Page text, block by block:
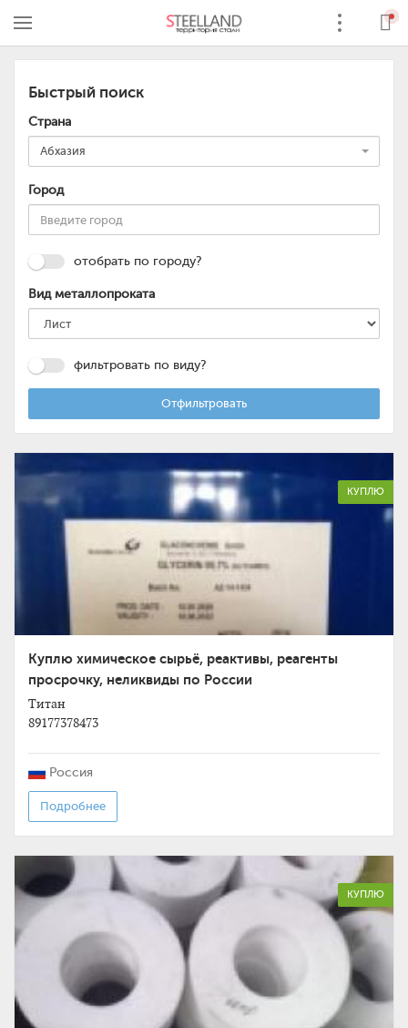
Быстрый поиск
Страна
Абхазия
Город
отобрать по городу?
Вид металлопроката
фильтровать по виду?
Отфильтровать
КУПЛЮ
Куплю химическое сырьё, реактивы, реагенты
просрочку, неликвиды по России
Титан
89177378473
Россия
Подробнее
КУПЛЮ